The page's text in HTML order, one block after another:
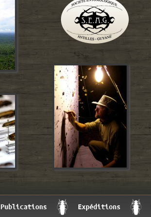
Publications Expéditions